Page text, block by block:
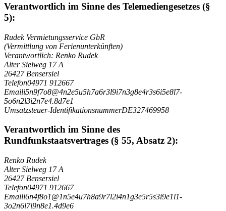
Verantwortlich im Sinne des Telemediengesetzes (§
5):
Rudek Vermietungsservice GbR
(Vermittlung von Ferienunterkünften)
Verantwortlich: Renko Rudek
Alter Sielweg 17 A
26427 Bensersiel
Telefon04971 912667
Emaili5n9f7o8@4n2e5u5h7a6r3l9i7n3g8e4r3s6i5e8l7-
5o6n2l3i2n7e4.8d7e1
Umsatzsteuer-IdentifikationsnummerDE327469958
Verantwortlich im Sinne des
Rundfunkstaatsvertrages (§ 55, Absatz 2):
Renko Rudek
Alter Sielweg 17 A
26427 Bensersiel
Telefon04971 912667
Emaili6n4f8o1@1n5e4u7h8a9r7l2i4n1g3e5r5s3i9e1l1-
3o2n6l7i9n8e1.4d9e6